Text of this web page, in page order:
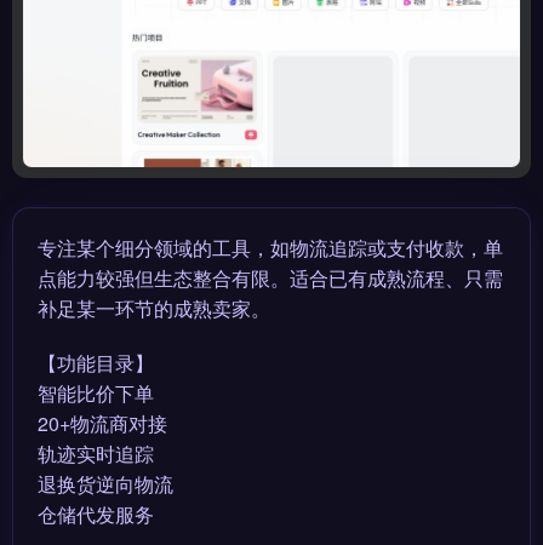
专注某个细分领域的工具，如物流追踪或支付收款，单
点能力较强但生态整合有限。适合已有成熟流程、只需
补足某一环节的成熟卖家。
【功能目录】
智能比价下单
20+物流商对接
轨迹实时追踪
退换货逆向物流
仓储代发服务